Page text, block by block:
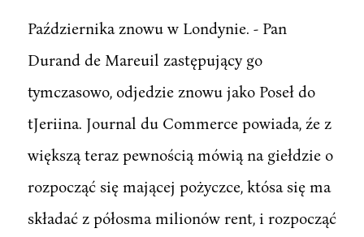
Października znowu w Londynie. - Pan
Durand de Mareuil zastępujący go
tymczasowo, odjedzie znowu jako Poseł do
tJeriina. Journal du Commerce powiada, źe z
większą teraz pewnością mówią na giełdzie o
rozpocząć się mającej pożyczce, któsa się ma
składać z półosma milionów rent, i rozpocząć